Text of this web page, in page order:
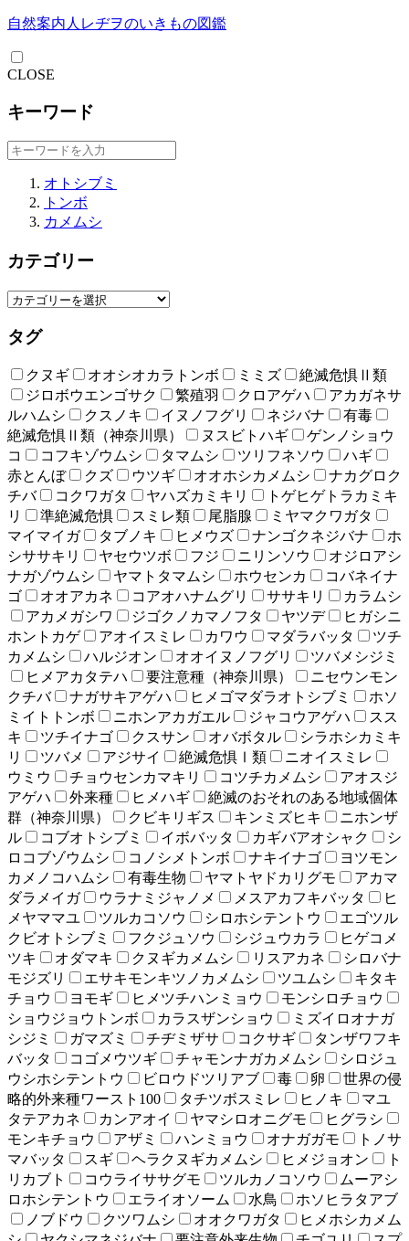
自然案内人レヂヲのいきもの図鑑
CLOSE
キーワード
オトシブミ
トンボ
カメムシ
カテゴリー
タグ
クヌギ オオシオカラトンボ ミミズ
絶滅危惧Ⅱ類
ジロボウエンゴサク
繁殖羽 クロアゲハ
アカガネサ
ルハムシ
クスノキ イヌノフグリ ネジバナ
有毒
絶滅危惧Ⅱ類（神奈川県）
ヌスビトハギ
ゲンノショウ
コ
コフキゾウムシ タマムシ ツリフネソウ
ハギ
赤とんぼ
クズ ウツギ オオホシカメムシ
ナカグロク
チバ
コクワガタ ヤハズカミキリ
トゲヒゲトラカミキ
リ
準絶滅危惧 スミレ類 尾脂腺
ミヤマクワガタ
マイマイガ
タブノキ ヒメウズ ナンゴクネジバナ
ホ
シササキリ
ヤセウツボ フジ ニリンソウ
オジロアシ
ナガゾウムシ
ヤマトタマムシ ホウセンカ
コバネイナ
ゴ
オオアカネ コアオハナムグリ ササキリ
カラムシ
アカメガシワ
ジゴクノカマノフタ ヤツデ
ヒガシニ
ホントカゲ
アオイスミレ カワウ マダラバッタ
ツチ
カメムシ
ハルジオン オオイヌノフグリ
ツバメシジミ
ヒメアカタテハ
要注意種（神奈川県）
ニセウンモン
クチバ
ナガサキアゲハ ヒメゴマダラオトシブミ
ホソ
ミイトトンボ
ニホンアカガエル ジャコウアゲハ
スス
キ
ツチイナゴ クスサン オバボタル
シラホシカミキ
リ
ツバメ アジサイ 絶滅危惧Ⅰ類
ニオイスミレ
ウミウ
チョウセンカマキリ コツチカメムシ
アオスジ
アゲハ
外来種 ヒメハギ
絶滅のおそれのある地域個体
群（神奈川県）
クビキリギス キンミズヒキ
ニホンザ
ル
コブオトシブミ イボバッタ カギバアオシャク
シ
ロコブゾウムシ
コノシメトンボ ナキイナゴ
ヨツモン
カメノコハムシ
有毒生物 ヤマトヤドカリグモ
アカマ
ダラメイガ
ウラナミジャノメ メスアカフキバッタ
ヒ
メヤママユ
ツルカコソウ シロホシテントウ
エゴツル
クビオトシブミ
フクジュソウ シジュウカラ
ヒゲコメ
ツキ
オダマキ クヌギカメムシ リスアカネ
シロバナ
モジズリ
エサキモンキツノカメムシ ツユムシ
キタキ
チョウ
ヨモギ ヒメツチハンミョウ
モンシロチョウ
ショウジョウトンボ
カラスザンショウ
ミズイロオナガ
シジミ
ガマズミ チヂミザサ コクサギ
タンザワフキ
バッタ
コゴメウツギ チャモンナガカメムシ
シロジュ
ウシホシテントウ
ビロウドツリアブ 毒 卵
世界の侵
略的外来種ワースト100
タチツボスミレ ヒノキ
マユ
タテアカネ
カンアオイ ヤマシロオニグモ
ヒグラシ
モンキチョウ
アザミ ハンミョウ オナガガモ
トノサ
マバッタ
スギ ヘラクヌギカメムシ ヒメジョオン
ト
リカブト
コウライササグモ ツルカノコソウ
ムーアシ
ロホシテントウ
エライオソーム 水鳥
ホソヒラタアブ
ノブドウ
クツワムシ オオクワガタ
ヒメホシカメム